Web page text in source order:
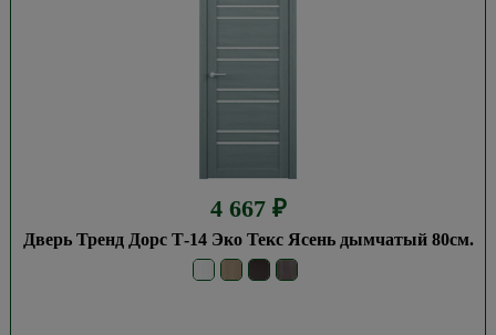
4 667 ₽
Дверь Тренд Дорс Т-14 Эко Текс Ясень дымчатый 80см.